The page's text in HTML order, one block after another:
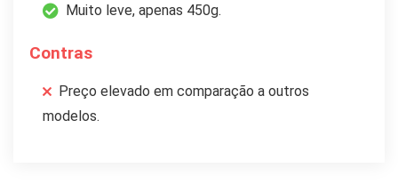
Muito leve, apenas 450g.
Contras
Preço elevado em comparação a outros
modelos.